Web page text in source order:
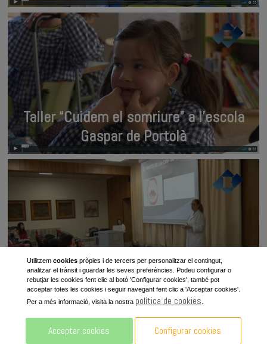
Taller “Cuidem el somriure” a l’escola
Gaspar de Portolà
Clínica Dental imparteix un taller de salut
infantil a l’escola Vedruna
Utilitzem cookiespròpies i de tercers per personalitzar el contingut,
analitzar el trànsit i guardar les seves preferències. Podeu configurar o
rebutjar les cookies fent clic al botó 'Configurar cookies', també pot
acceptar totes les cookies i seguir navegant fent clic a 'Acceptar cookies'.
Per a més informació, visita la nostra política de cookies
Acceptar cookies Configurar cookies